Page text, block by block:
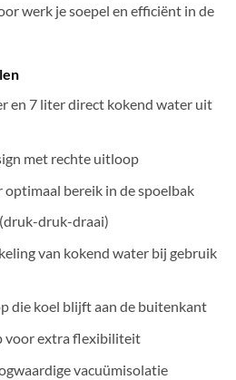
werk je soepel en efficiënt in de
en 7 liter direct kokend water uit
met rechte uitloop
bereik in de spoelbak
druk-draai)
van kokend water bij gebruik
die koel blijft aan de buitenkant
voor extra flexibiliteit
vacuümisolatie